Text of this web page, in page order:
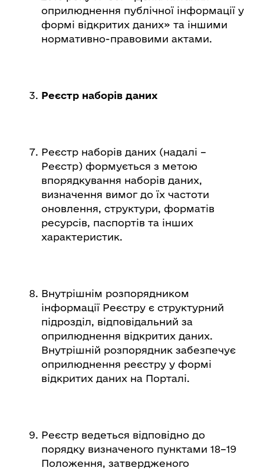
оприлюднення публічної інформації у
формі відкритих даних» та іншими
нормативно-правовими актами.
Реєстр наборів даних
Реєстр наборів даних (надалі –
Реєстр) формується з метою
впорядкування наборів даних,
визначення вимог до їх частоти
оновлення, структури, форматів
ресурсів, паспортів та інших
характеристик.
Внутрішнім розпорядником
інформації Реєстру є структурний
підрозділ, відповідальний за
оприлюднення відкритих даних.
Внутрішній розпорядник забезпечує
оприлюднення реєстру у формі
відкритих даних на Порталі.
Реєстр ведеться відповідно до
порядку визначеного пунктами 18–19
Положення, затвердженого